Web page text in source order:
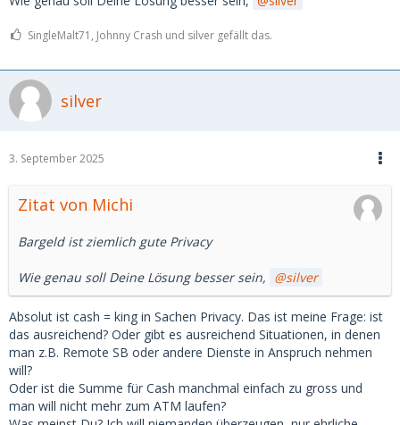
SingleMalt71, Johnny Crash und silver gefällt das.
silver
3. September 2025
Zitat von Michi
Bargeld ist ziemlich gute Privacy
Wie genau soll Deine Lösung besser sein, silver
Absolut ist cash = king in Sachen Privacy. Das ist meine Frage: ist
das ausreichend? Oder gibt es ausreichend Situationen, in denen
man z.B. Remote SB oder andere Dienste in Anspruch nehmen
will?
Oder ist die Summe für Cash manchmal einfach zu gross und
man will nicht mehr zum ATM laufen?